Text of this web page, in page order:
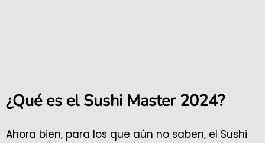
¿Qué es el Sushi Master 2024?
Ahora bien, para los que aún no saben, el Sushi